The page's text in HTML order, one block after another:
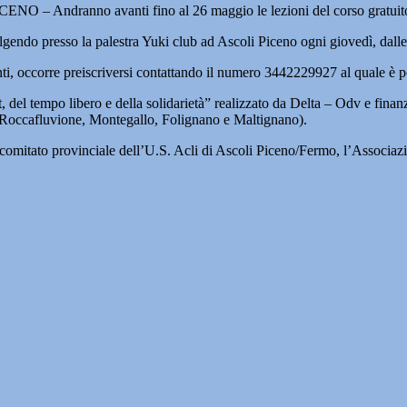
– Andranno avanti fino al 26 maggio le lezioni del corso
presso la palestra Yuki club ad Ascoli Piceno ogni giovedì,
occorre preiscriversi contattando il numero 3442229927 al quale
tempo libero e della solidarietà” realizzato da Delta – Odv e
Montegallo, Folignano e Maltignano).
provinciale dell’U.S. Acli di Ascoli Piceno/Fermo,